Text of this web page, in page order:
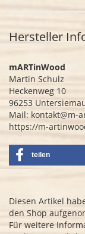
Hersteller
mARTinWood
Martin Schulz
Heckenweg 10
96253
Mail: kontakt@m-
https://m-
teilen
Diesen Artikel
den Shop
Für weitere